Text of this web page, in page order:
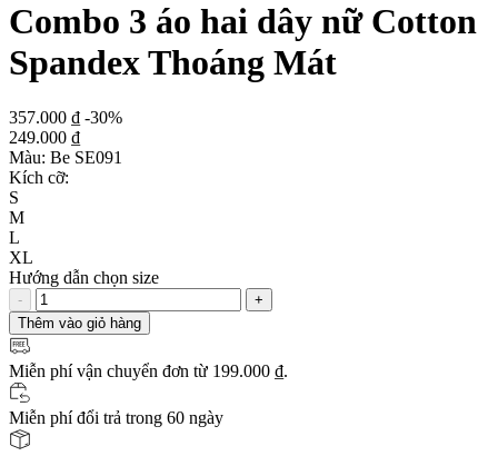
Combo 3 áo hai dây nữ Cotton
Spandex Thoáng Mát
357.000 ₫ -30%
249.000 ₫
Màu: Be SE091
Kích cỡ:
S
M
L
XL
Hướng dẫn chọn size
-
+
Thêm vào giỏ hàng
Miễn phí vận chuyển đơn từ 199.000 ₫.
Miễn phí đổi trả trong 60 ngày